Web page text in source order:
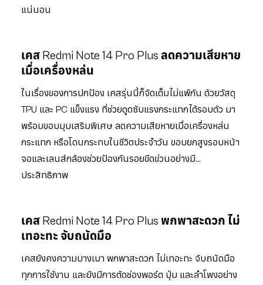
แน่นอน
เคส Redmi Note 14 Pro Plus ลดความเสียหาย
เมื่อเครื่องหล่น
ในเรื่องของการปกป้อง เคสรุ่นนี้ก็จัดเต็มไม่แพ้กัน ด้วยวัสดุ
TPU และ PC แข็งแรง ที่ช่วยดูดซับแรงกระแทกได้รอบตัว มา
พร้อมขอบมุมเสริมพิเศษ ลดความเสียหายเมื่อเครื่องหล่น
กระแทก หรือโดนกระทบในชีวิตประจำวัน ขอบยกสูงรอบหน้า
จอและเลนส์กล้องช่วยป้องกันรอยขีดข่วนอย่างมี
ประสิทธิภาพ
เคส Redmi Note 14 Pro Plus พกพาสะดวก ไม่
เทอะทะ จับถนัดมือ
เคสยังคงความบางเบา พกพาสะดวก ไม่เทอะทะ จับถนัดมือ
ทุกการใช้งาน และยังมีการตัดช่องพอร์ต ปุ่ม และลำโพงอย่าง